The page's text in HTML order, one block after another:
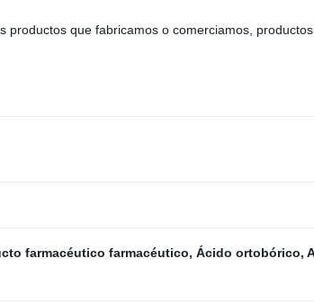
que fabricamos o comerciamos,
farmacéutico farmacéutico, Ácido ortobórico,